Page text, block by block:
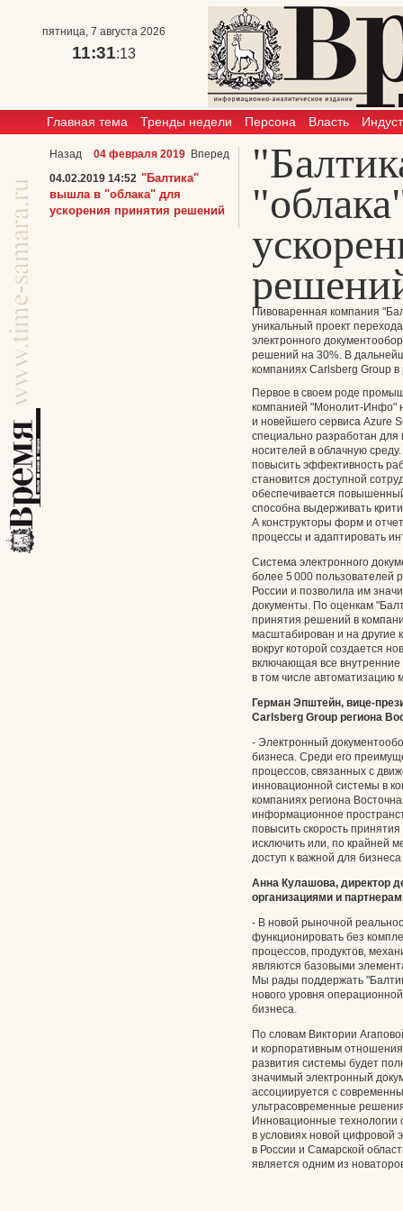
пятница, 7 августа 2026
11:31:13
Главная тема Тренды недели Персона Власть
Пивоваренная компания
уникальный проект
электронного
решений на 30%. В
компаниях Carlsberg Group
Первое в своем роде
компанией "Монолит-Инфо"
и новейшего сервиса Azure
специально разработан для
носителей в облачную
повысить эффективность
становится доступной
обеспечивается
способна выдерживать
А конструкторы форм и
процессы и адаптировать
Система электронного
более 5 000 пользователей
России и позволила им
документы. По оценкам
принятия решений в
масштабирован и на другие
вокруг которой создается
включающая все
в том числе автоматизацию
Герман Эпштейн, вице-
Carlsberg Group региона
- Электронный
бизнеса. Среди его
процессов, связанных с
инновационной системы в
компаниях региона
информационное
повысить скорость
исключить или, по крайней
доступ к важной для
Анна Кулашова, директор
организациями и
- В новой рыночной
функционировать без
процессов, продуктов,
являются базовыми
Мы рады поддержать
нового уровня
бизнеса.
По словам Виктории
и корпоративным
развития системы будет
значимый электронный
ассоциируется с
ультрасовременные
Инновационные технологии
в условиях новой цифровой
в России и Самарской
является одним из
Назад 04 февраля 2019 Вперед
04.02.2019 14:52 "Балтика"
вышла в "облака" для
ускорения принятия решений